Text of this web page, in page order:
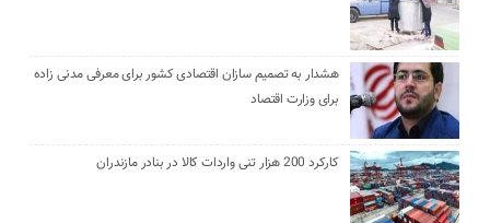
هشدار به تصمیم سازان اقتصادی کشور برای معرفی مدنی زاده
برای وزارت اقتصاد
کارکرد 200 هزار تنی واردات کالا در بنادر مازندران